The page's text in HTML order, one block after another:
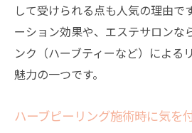
して受けられる点も人気の理由で
ーション効果や、エステサロンな
ンク（ハーブティーなど）による
魅力の一つです。
ハーブピーリング施術時に気を